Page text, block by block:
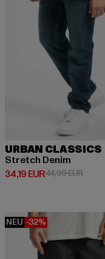
URBAN CLASSICS
Stretch Denim
34,19 EUR
Derzeitiger Preis: 34,19
44,99 EUR
NEU -32%